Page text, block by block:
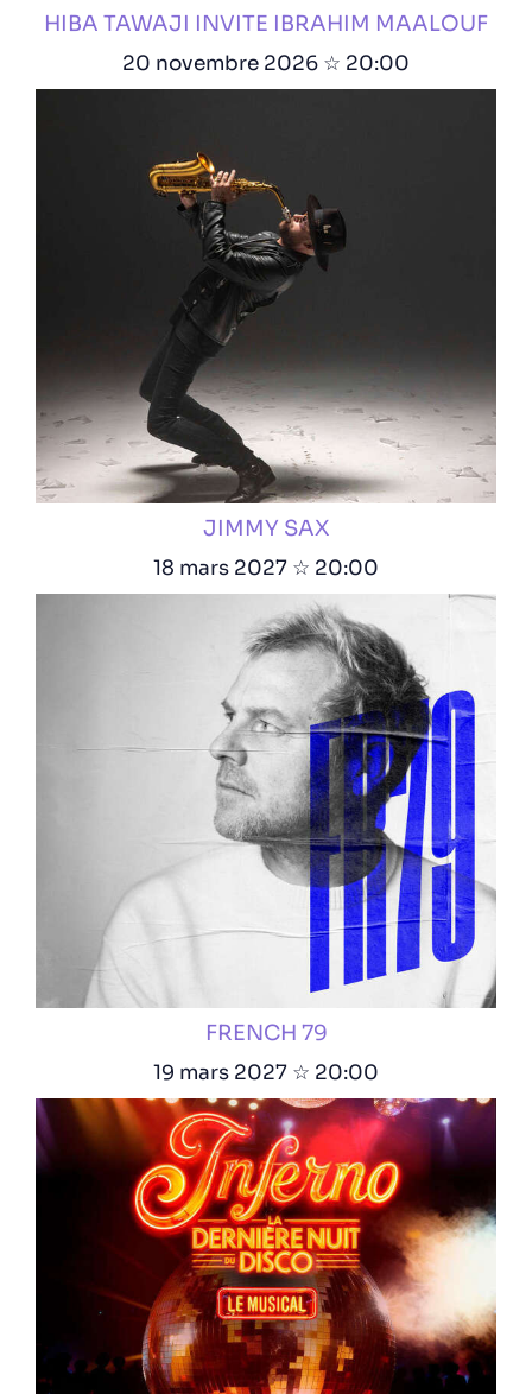
HIBA TAWAJI INVITE IBRAHIM MAALOUF
20 novembre 2026 ☆ 20:00
JIMMY SAX
18 mars 2027 ☆ 20:00
FRENCH 79
19 mars 2027 ☆ 20:00